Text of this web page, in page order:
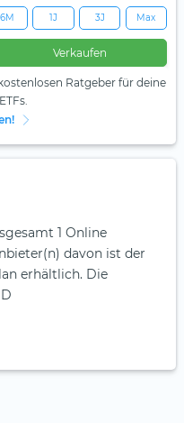
6M 1J 3J Max
Verkaufen
Ratgeber für deine
1 Online
davon ist der
erhältlich. Die